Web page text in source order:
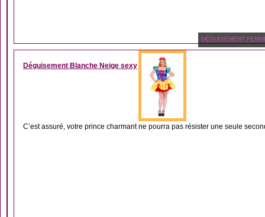
DÉGUISEMENT
Déguisement Blanche Neige sexy
C’est assuré, votre prince charmant ne pourra pas résister une seule